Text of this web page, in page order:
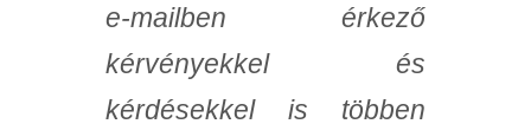
e-mailben érkező
kérvényekkel és
kérdésekkel is többen